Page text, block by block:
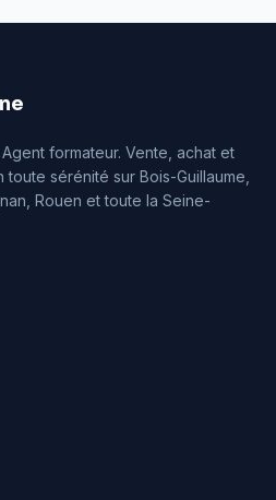
formateur. Vente, achat et
sérénité sur Bois-Guillaume,
Rouen et toute la Seine-